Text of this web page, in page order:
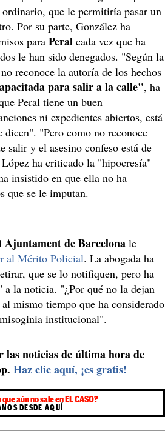
que le permitiría pasar un
Por su parte, González ha
paraPeral cada vez que ha
le han sido denegados. "Según la
reconoce la autoría de los hechos
para salir a la calle", ha
Peral tiene un buen
ni expedientes abiertos, está
dicen". "Pero como no reconoce
salir y el asesino confeso está de
ha criticado la "hipocresía"
insistido en que ella no ha
que se le imputan.
Ajuntament de Barcelona le
al Mérito Policial. La abogada ha
que se lo notifiquen, pero ha
la noticia. "¿Por qué no la dejan
mismo tiempo que ha considerado
institucional".
las noticias de última hora de
Haz clic aquí, ¡es gratis!
aún no sale en EL CASO?
DESDE AQUÍ